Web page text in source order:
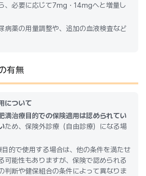
、必要に応じて7mg・14mgへと増量し
病薬の用量調整や、追加の血液検査など
有無
について
満治療目的での保険適用は認められてい
ため、保険外診療（自由診療）になる場
的で使用する場合は、他の条件を満たせ
可能性もありますが、保険で認められる
判断や健保組合の条件によって異なりま